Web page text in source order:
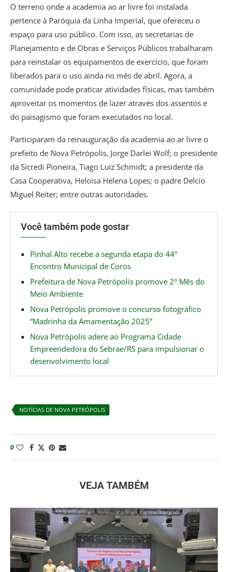
O terreno onde a academia ao ar livre foi instalada
pertence à Paróquia da Linha Imperial, que ofereceu o
espaço para uso público. Com isso, as secretarias de
Planejamento e de Obras e Serviços Públicos trabalharam
para reinstalar os equipamentos de exercício, que foram
liberados para o uso ainda no mês de abril. Agora, a
comunidade pode praticar atividades físicas, mas também
aproveitar os momentos de lazer através dos assentos e
do paisagismo que foram executados no local.
Participaram da reinauguração da academia ao ar livre o
prefeito de Nova Petrópolis, Jorge Darlei Wolf; o presidente
da Sicredi Pioneira, Tiago Luiz Schmidt; a presidente da
Casa Cooperativa, Heloisa Helena Lopes; o padre Delcio
Miguel Reiter; entre outras autoridades.
Você também pode gostar
Pinhal Alto recebe a segunda etapa do 44º
Encontro Municipal de Coros
Prefeitura de Nova Petrópolis promove 2º Mês do
Meio Ambiente
Nova Petrópolis promove o concurso fotográfico
“Madrinha da Amamentação 2025”
Nova Petrópolis adere ao Programa Cidade
Empreendedora do Sebrae/RS para impulsionar o
desenvolvimento local
NOTÍCIAS DE NOVA PETRÓPOLIS
0
VEJA TAMBÉM